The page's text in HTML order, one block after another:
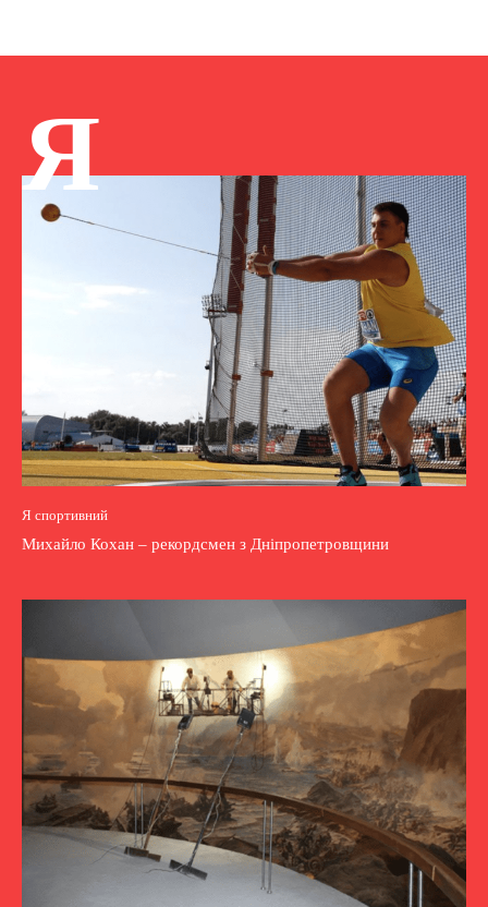
Я
Я спортивний
Михайло Кохан – рекордсмен з Дніпропетровщини